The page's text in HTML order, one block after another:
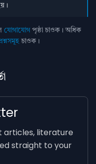
যোগাযোগ পৃষ্ঠা চাওক। অধিক
চাওক।
articles, literature
straight to your